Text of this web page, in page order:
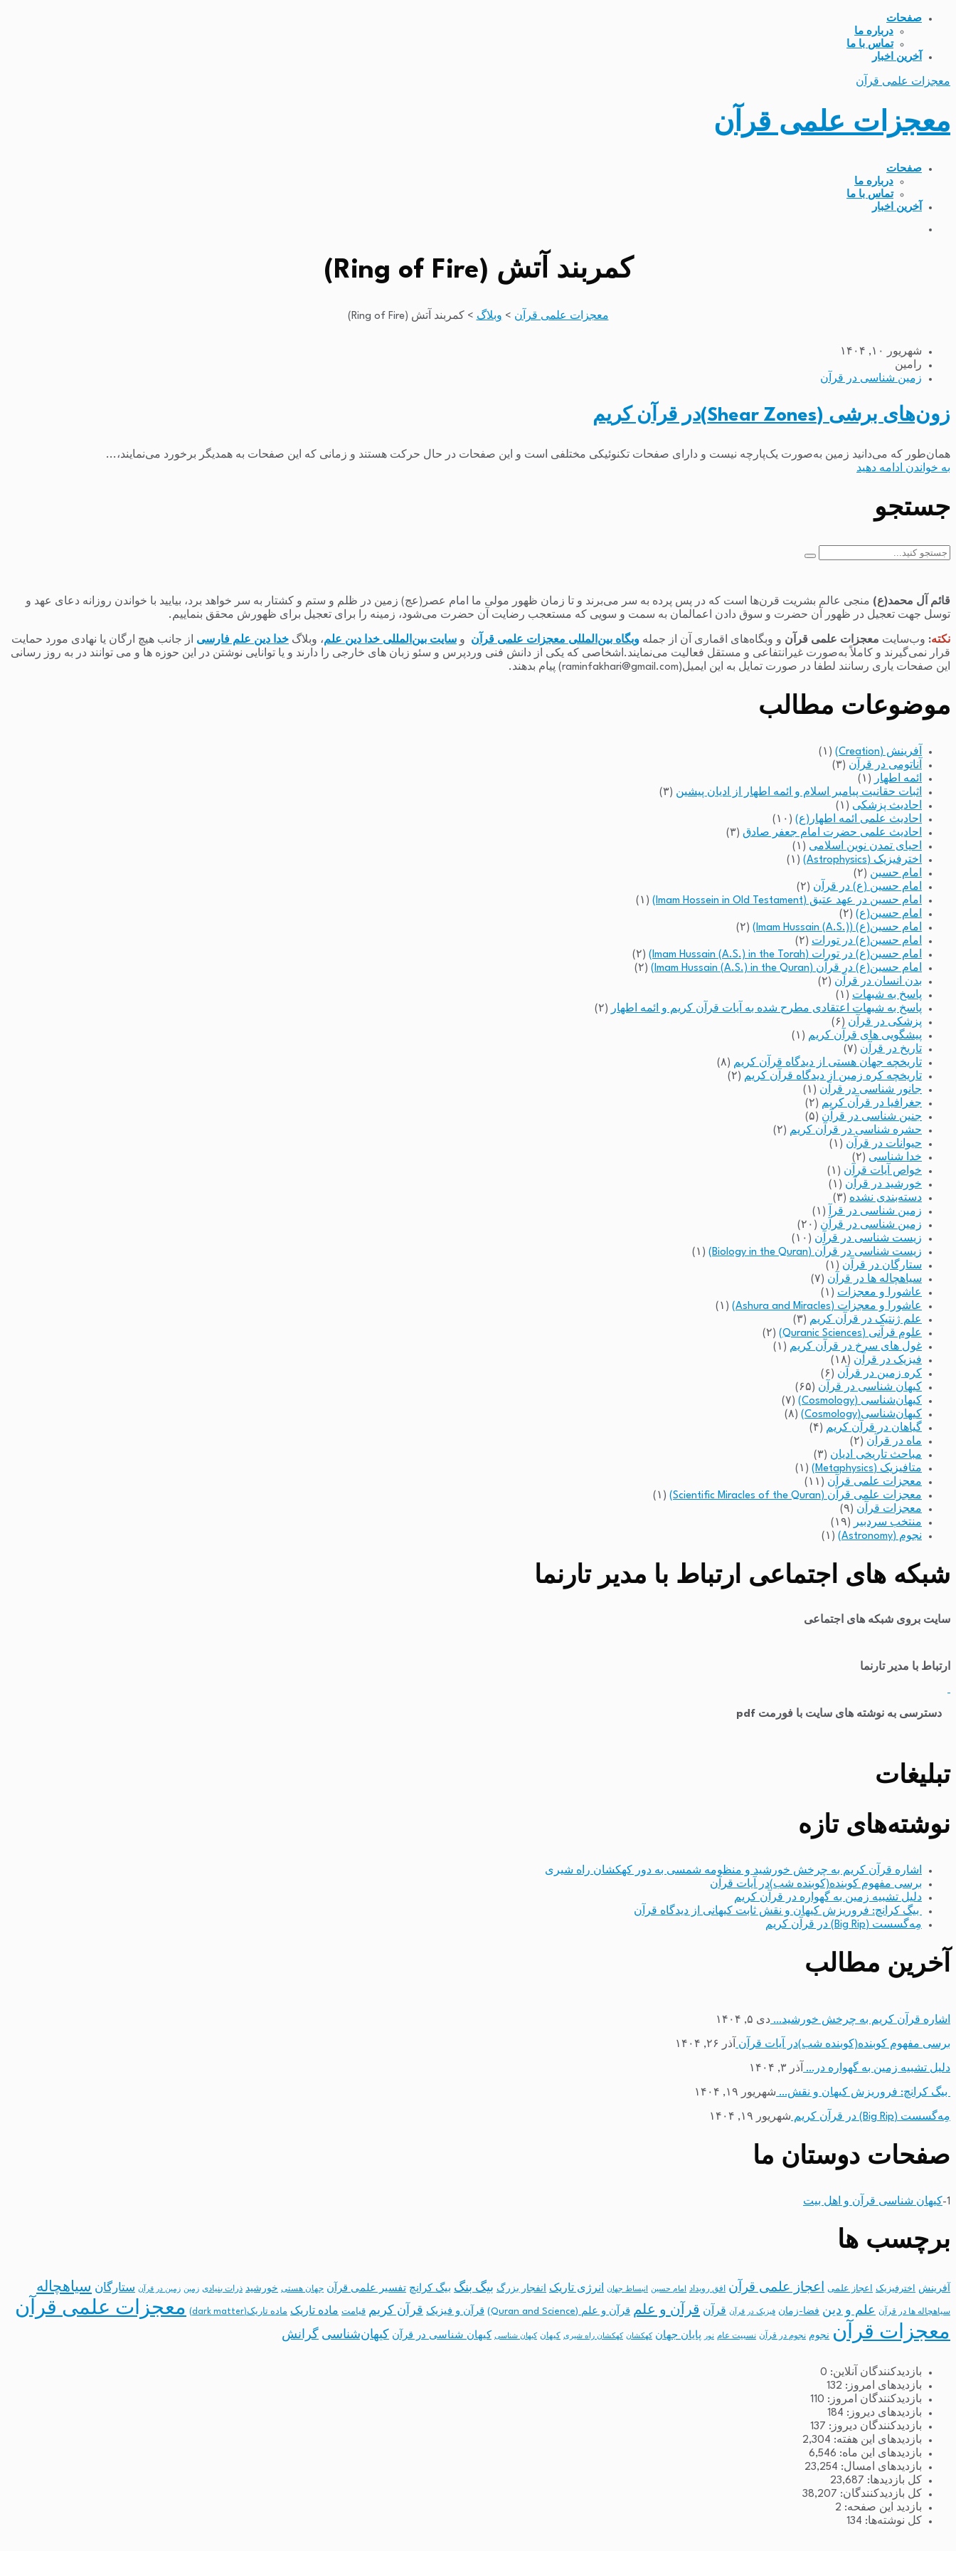
صفحات
درباره ما
تماس با ما
آخرین اخبار
معجزات علمی قرآن
معجزات علمی قرآن
صفحات
درباره ما
تماس با ما
آخرین اخبار
کمربند آتش (Ring of Fire)
معجزات علمی قرآن > وبلاگ > کمربند آتش (Ring of Fire)
شهریور ۱۰, ۱۴۰۴
رامین
زمین شناسی در قرآن
زون‌های برشی (Shear Zones)در قرآن کریم
همان‌طور که می‌دانید زمین به‌صورت یک‌پارچه نیست و دارای صفحات تکنوئیکی مختلفی است و این صفحات در حال حرکت هستند و زمانی که این صفحات به همدیگر برخورد می‌نمایند،...
به خواندن ادامه دهید
جستجو
جستجو
قائم آل محمد(ع) منجی عالم بشریت قرن‌ها است که در پس پرده به سر می‌برند و تا زمان ظهور مولی ما امام عصر(عج) زمین در ظلم و ستم و کشتار به سر خواهد برد، بیایید با خواندن روزانه دعای عهد و
توسل جهت تعجیل در ظهور آن حضرت و سوق دادن اعمالمان به سمت و سویی که مستعجب رضایت آن حضرت می‌شود، زمینه را برای تعجیل برای ظهورش محقق بنماییم.
نکته: وب‌سایت معجزات علمی قرآن و وبگاه‌های اقماری آن از جمله وبگاه بین‌المللی معجزات علمی قرآن و سایت بین‌المللی خدا دین علم، وبلاگ خدا دین علم فارسی از جانب هیچ ارگان یا نهادی مورد حمایت
قرار نمی‌گیرند و کاملاً به‌صورت غیرانتفاعی و مستقل فعالیت می‌نمایند.اشخاصی که یکی از دانش فنی وردپرس و سئو زبان های خارجی را دارند و یا توانایی نوشتن در این حوزه ها و می توانند در به روز رسانی
این صفحات یاری رسانند لطفا در صورت تمایل به این ایمیل(raminfakhari@gmail.com) پیام بدهند.
موضوعات مطالب
آفرینش (Creation)
(۱)
آناتومی در قرآن (۳)
ائمه اطهار
(۱)
اثبات حقانیت پیامبر اسلام و ائمه اطهار از ادیان پیشین (۳)
احادیث پزشکی (۱)
احادیث علمی ائمه اطهار(ع) (۱۰)
احادیث علمی حضرت امام جعفر صادق (۳)
احیای تمدن نوین اسلامی (۱)
اخترفیزیک (Astrophysics)
(۱)
امام حسین (۲)
امام حسین (ع) در قرآن (۲)
امام حسین در عهد عتیق (Imam Hossein in Old Testament)
(۱)
امام حسین(ع) (۲)
امام حسین(ع) (Imam Hussain (A.S.))
(۲)
امام حسین(ع) در تورات (۲)
امام حسین(ع) در تورات (Imam Hussain (A.S.) in the Torah)
(۲)
امام حسین(ع) در قرآن (Imam Hussain (A.S.) in the Quran)
(۲)
بدن انسان در قرآن (۲)
پاسخ به شبهات (۱)
پاسخ به شبهات اعتقادی مطرح شده به آیات قرآن کریم و ائمه اطهار
(۲)
پزشکی در قرآن (۶)
پیشگویی های قرآن کریم (۱)
تاریخ در قرآن (۷)
تاریخچه جهان هستی از دیدگاه قرآن کریم (۸)
تاریخچه کره زمین از دیدگاه قرآن کریم (۲)
جانور شناسی در قرآن (۱)
جغرافیا در قرآن کریم (۲)
جنین شناسی در قرآن (۵)
حشره شناسی در قرآن کریم (۲)
حیوانات در قرآن (۱)
خدا شناسی (۲)
خواص آیات قرآن (۱)
خورشید در قرآن (۱)
دسته‌بندی نشده (۳)
زمین شناسی در قرآ
(۱)
زمین شناسی در قرآن (۲۰)
زیست شناسی در قرآن (۱۰)
زیست شناسی در قرآن (Biology in the Quran)
(۱)
ستارگان در قرآن (۱)
سیاهچاله ها در قرآن (۷)
عاشورا و معجزات (۱)
عاشورا و معجزات (Ashura and Miracles)
(۱)
علم ژنتیک در قرآن کریم (۳)
علوم قرآنی (Quranic Sciences)
(۲)
غول های سرخ در قرآن کریم (۱)
فیزیک در قرآن (۱۸)
کره زمین در قرآن (۶)
کیهان شناسی در قرآن (۶۵)
کیهان‌شناسی (Cosmology)
(۷)
کیهان‌شناسی(Cosmology)
(۸)
گیاهان در قرآن کریم (۴)
ماه در قرآن (۲)
مباحث تاریخی ادیان (۳)
متافیزیک (Metaphysics)
(۱)
معجزات علمی قرآن (۱۱)
معجزات علمی قرآن (Scientific Miracles of the Quran)
(۱)
معجزات قرآن (۹)
منتخب سردبیر
(۱۹)
نجوم (Astronomy)
(۱)
شبکه های اجتماعی ارتباط با مدیر تارنما
سایت بروی شبکه های اجتماعی
ارتباط با مدیر تارنما
دسترسی به نوشته های سایت با فورمت pdf
تبلیغات
نوشته‌های تازه
اشاره قرآن کریم به چرخش خورشید و منظومه شمسی به دور کهکشان راه شیری
برسی مفهوم کوبنده(کوبنده شب)در آیات قرآن
دلیل تشبیه زمین به گهواره در قرآن کریم
بیگ کرانچ: فروریزش کیهان و نقش ثابت کیهانی از دیدگاه قرآن
مِه‌گسست (Big Rip) در قرآن کریم
آخرین مطالب
اشاره قرآن کریم به چرخش خورشید… دی ۵, ۱۴۰۴
برسی مفهوم کوبنده(کوبنده شب)در آیات قرآن آذر ۲۶, ۱۴۰۴
دلیل تشبیه زمین به گهواره در… آذر ۳, ۱۴۰۴
بیگ کرانچ: فروریزش کیهان و نقش… شهریور ۱۹, ۱۴۰۴
مِه‌گسست (Big Rip) در قرآن کریم شهریور ۱۹, ۱۴۰۴
صفحات دوستان ما
1- کیهان شناسی قرآن و اهل بیت
برچسب ها
آفرینش اخترفیزیک اعجاز علمی اعجاز علمی قرآن افق رویداد امام حسین انبساط جهان انرژی تاریک انفجار بزرگ بیگ بنگ بیگ کرانچ تفسیر علمی قرآن جهان هستی خورشید ذرات بنیادی زمین زمین در قرآن ستارگان سیاهچاله
سیاهچاله ها در قرآن علم و دین فضا-زمان فیزیک در قرآن قرآن قرآن و علم قرآن و علم (Quran and Science) قرآن و فیزیک قرآن کریم قیامت ماده تاریک ماده تاریک(dark matter) معجزات علمی قرآن
معجزات قرآن نجوم نجوم در قرآن نسبیت عام نور پایان جهان کهکشان کهکشان راه شیری کیهان کیهان شناسی کیهان شناسی در قرآن کیهان‌شناسی گرانش
بازدیدکنندگان آنلاین: 0
بازدیدهای امروز: 132
بازدیدکنندگان امروز: 110
بازدیدهای دیروز: 184
بازدیدکنندگان دیروز: 137
بازدیدهای این هفته: 2,304
بازدیدهای این ماه: 6,546
بازدیدهای امسال: 23,254
کل بازدیدها: 23,687
کل بازدیدکنند‌گان: 38,207
بازدید این صفحه: 2
کل نوشته‌ها: 134